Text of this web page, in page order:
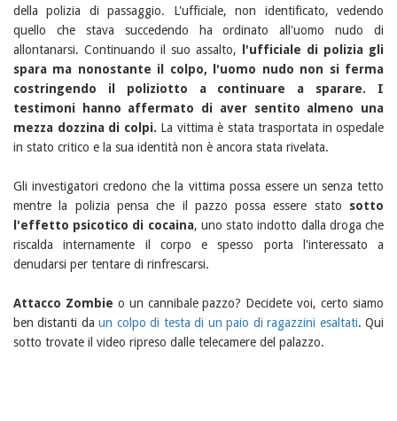
della polizia di passaggio. L'ufficiale, non identificato, vedendo
quello che stava succedendo ha ordinato all'uomo nudo di
allontanarsi. Continuando il suo assalto,
l'ufficiale di polizia gli
spara ma nonostante il colpo, l'uomo nudo non si ferma
costringendo il poliziotto a continuare a sparare. I
testimoni hanno affermato di aver sentito almeno una
mezza dozzina di colpi. La vittima è stata trasportata in ospedale
in stato critico e la sua identità non è ancora stata rivelata.
Gli investigatori credono che la vittima possa essere un senza tetto
mentre la polizia pensa che il pazzo possa essere stato sotto
l'effetto psicotico di cocaina, uno stato indotto dalla droga che
riscalda internamente il corpo e spesso porta l'interessato a
denudarsi per tentare di rinfrescarsi.
Attacco Zombie o un cannibale pazzo? Decidete voi, certo siamo
ben distanti daun colpo di testa di un paio di ragazzini esaltati. Qui
sotto trovate il video ripreso dalle telecamere del palazzo.